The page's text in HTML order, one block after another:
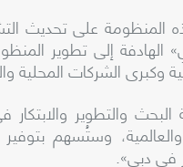
على تحديث
إلى تطوير
وكبرى الشركات
والتطوير
والعالمية، وستُسهم
في دبي».